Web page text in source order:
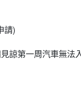
請)
諒第一周汽車無法